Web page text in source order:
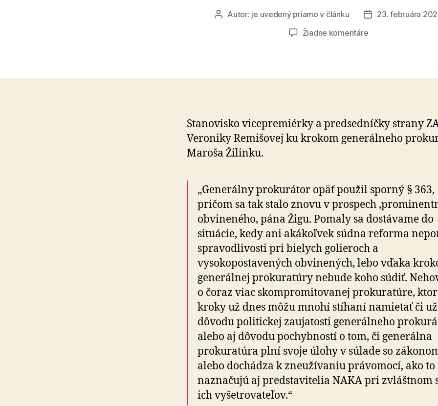
AutorAutor: je uvedený priamo v článku
Dátum
23. februára
Žiadne komentárena
použil
Stanovisko vicepremiérky a predsedníčky strany
Veroniky Remišovej ku krokom generálneho
Maroša Žilinku.
„Generálny prokurátor opäť použil sporný § 363,
pričom sa tak stalo znovu v prospech
obvineného, pána Žigu. Pomaly sa dostávame do
situácie, kedy ani akákoľvek súdna reforma
spravodlivosti pri bielych golieroch a
vysokopostavených obvinených, lebo vďaka
generálnej prokuratúry nebude koho súdiť.
o čoraz viac skompromitovanej prokuratúre,
kroky už dnes môžu mnohí stíhaní namietať či
dôvodu politickej zaujatosti generálneho
alebo aj dôvodu pochybností o tom, či generálna
prokuratúra plní svoje úlohy v súlade so
alebo dochádza k zneužívaniu právomocí, ako to
naznačujú aj predstavitelia NAKA pri zvláštnom
ich vyšetrovateľov.“